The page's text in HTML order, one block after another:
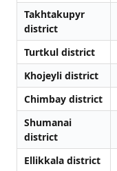
Takhtakupyr
district
Turtkul district
Khojeyli district
Chimbay district
Shumanai
district
Ellikkala district